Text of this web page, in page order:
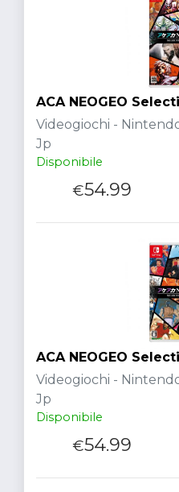
ACA NEOGEO
Videogiochi -
Jp
Disponibile
€54.99
ACA NEOGEO
Videogiochi -
Jp
Disponibile
€54.99